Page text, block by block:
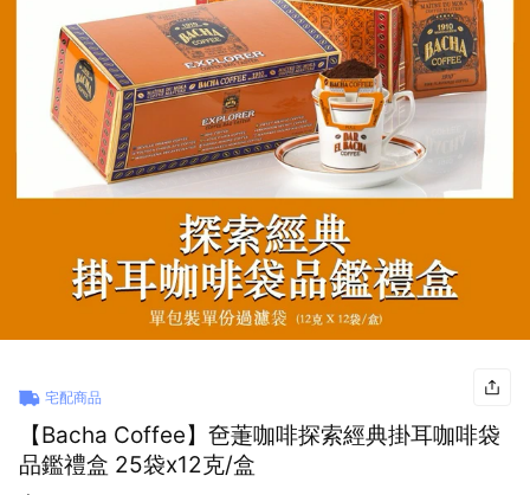
宅配商品
【Bacha Coffee】夿萐咖啡探索經典掛耳咖啡袋
品鑑禮盒 25袋x12克/盒